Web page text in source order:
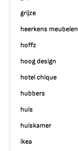
grijze
heerkens meubelen
hoffz
hoog design
hotel chique
hubbers
huis
huiskamer
ikea